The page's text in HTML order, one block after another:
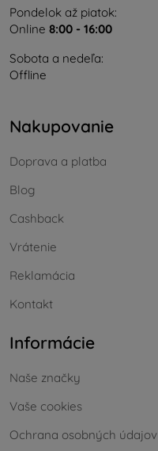
Pondelok až piatok:
Online 8:00 - 16:00
Sobota a nedeľa:
Offline
Nakupovanie
Doprava a platba
Blog
Cashback
Vrátenie
Reklamácia
Kontakt
Informácie
Naše značky
Vaše cookies
Ochrana osobných údajov